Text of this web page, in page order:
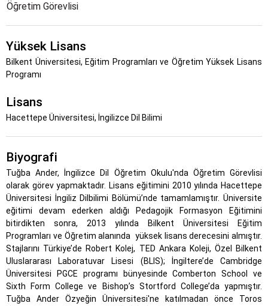
Öğretim Görevlisi
Yüksek Lisans
Bilkent Üniversitesi, Eğitim Programları ve Öğretim Yüksek Lisans
Programı
Lisans
Hacettepe Üniversitesi, İngilizce Dil Bilimi
Biyografi
Tuğba Ander, İngilizce Dil Öğretim Okulu'nda Öğretim Görevlisi
olarak görev yapmaktadır. Lisans eğitimini 2010 yılında Hacettepe
Üniversitesi İngiliz Dilbilimi Bölümü’nde tamamlamıştır. Üniversite
eğitimi devam ederken aldığı Pedagojik Formasyon Eğitimini
bitirdikten sonra, 2013 yılında Bilkent Üniversitesi Eğitim
Programları ve Öğretim alanında yüksek lisans derecesini almıştır.
Stajlarını Türkiye’de Robert Kolej, TED Ankara Koleji, Özel Bilkent
Uluslararası Laboratuvar Lisesi (BLIS); İngiltere’de Cambridge
Üniversitesi PGCE programı bünyesinde Comberton School ve
Sixth Form College ve Bishop’s Stortford College’da yapmıştır.
Tuğba Ander Özyeğin Üniversitesi'ne katılmadan önce Toros